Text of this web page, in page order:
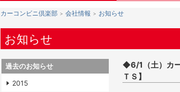
カーコンビニ倶楽部 会社情報 お知らせ
お知らせ
◆6/1（土）カ
ＴＳ】
過去のお知らせ
2015